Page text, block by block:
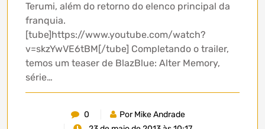
Terumi, além do retorno do elenco principal da
franquia.
[tube]https://www.youtube.com/watch?
v=skzYwVE6tBM[/tube] Completando o trailer,
temos um teaser de BlazBlue: Alter Memory,
série…
0
Por Mike Andrade